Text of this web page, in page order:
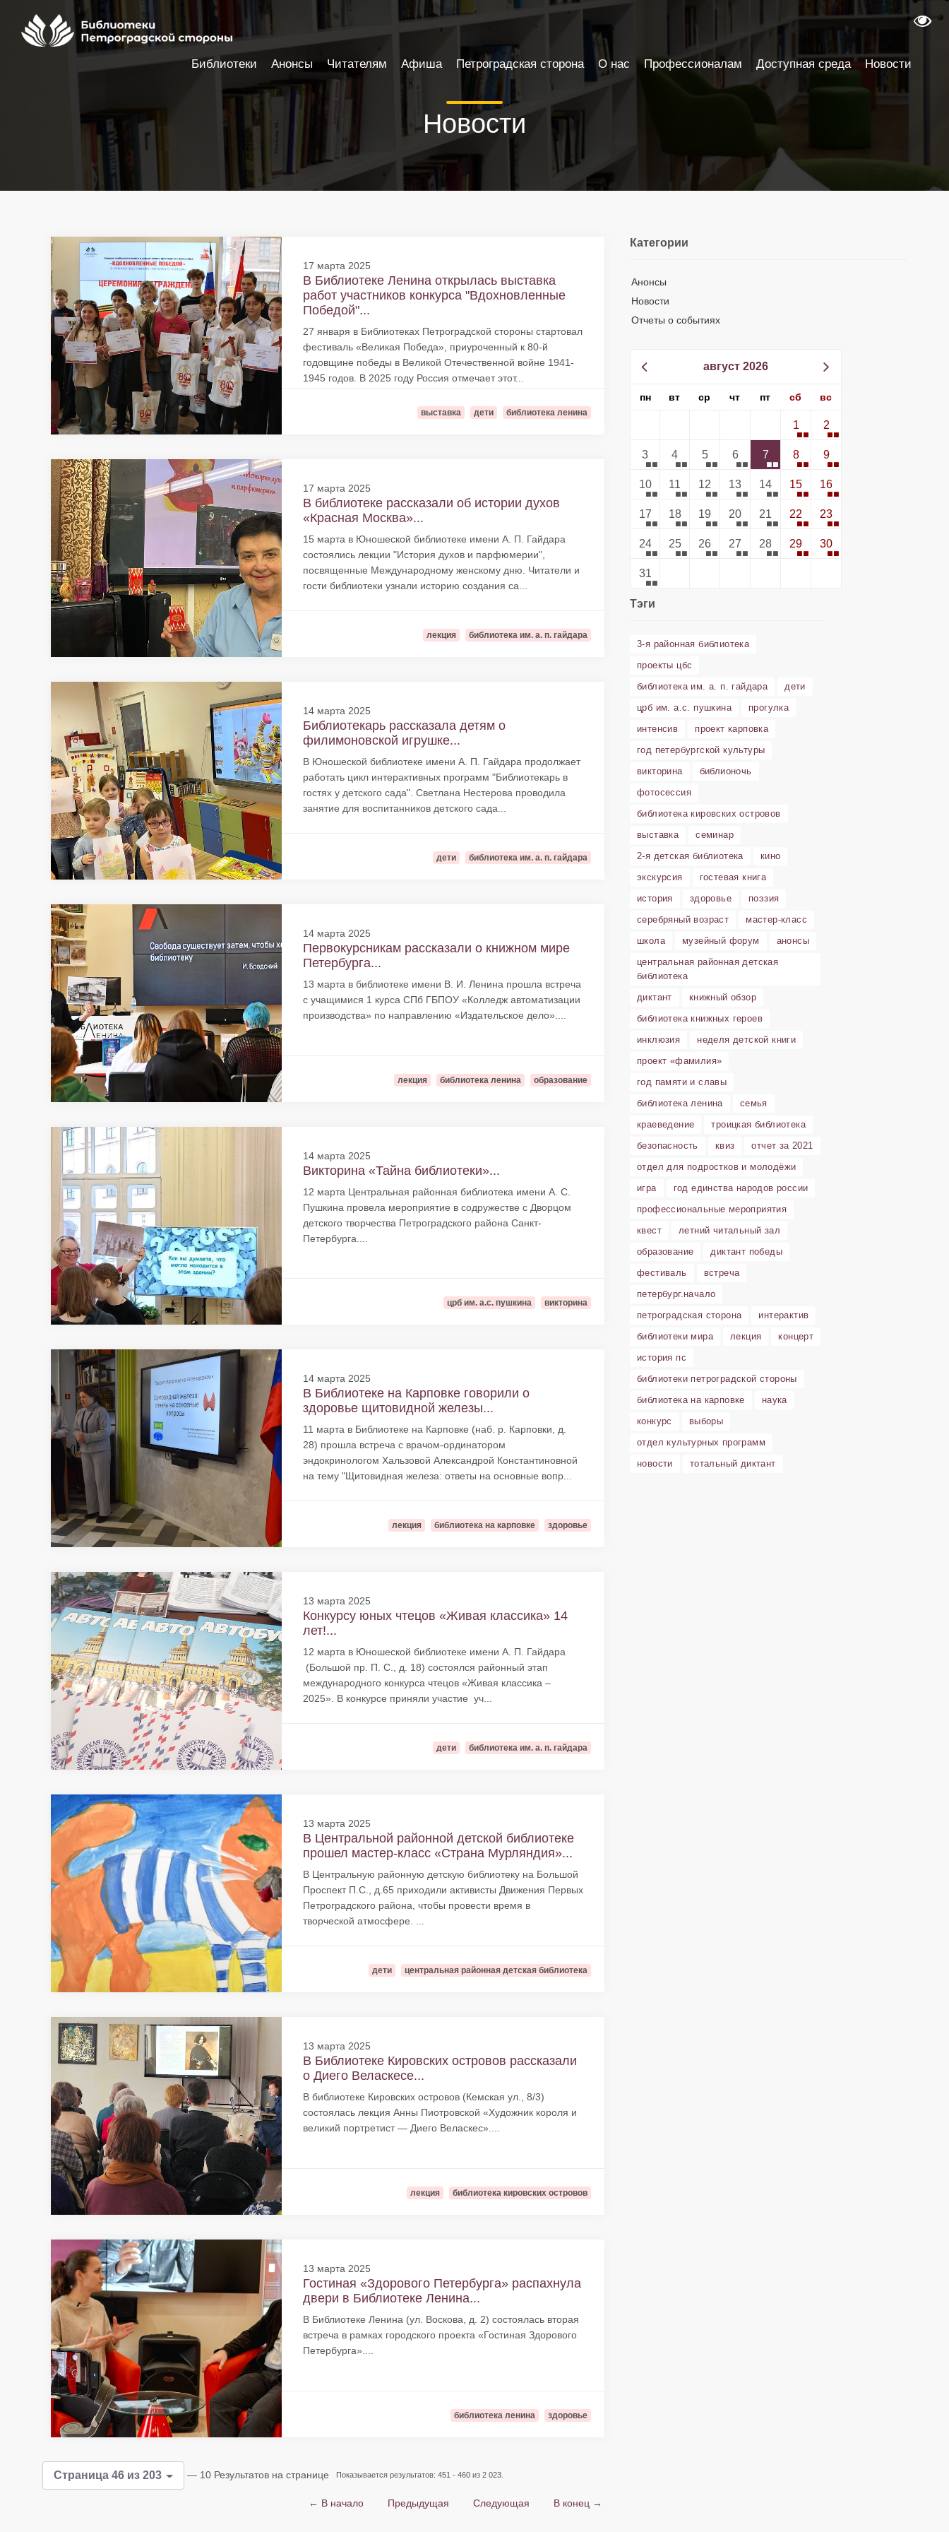
Новости
17 марта 2025
В Библиотеке Ленина открылась выставка
работ участников конкурса "Вдохновленные
Победой"...
27 января в Библиотеках Петроградской стороны стартовал
фестиваль «Великая Победа», приуроченный к 80-й
годовщине победы в Великой Отечественной войне 1941-
1945 годов. В 2025 году Россия отмечает этот...
выставка дети библиотека ленина
17 марта 2025
В библиотеке рассказали об истории духов
«Красная Москва»...
15 марта в Юношеской библиотеке имени А. П. Гайдара
состоялись лекции "История духов и парфюмерии",
посвященные Международному женскому дню. Читатели и
гости библиотеки узнали историю создания са...
лекция библиотека им. а. п. гайдара
14 марта 2025
Библиотекарь рассказала детям о
филимоновской игрушке...
В Юношеской библиотеке имени А. П. Гайдара продолжает
работать цикл интерактивных программ "Библиотекарь в
гостях у детского сада". Светлана Нестерова проводила
занятие для воспитанников детского сада...
дети библиотека им. а. п. гайдара
14 марта 2025
Первокурсникам рассказали о книжном мире
Петербурга...
13 марта в библиотеке имени В. И. Ленина прошла встреча
с учащимися 1 курса СПб ГБПОУ «Колледж автоматизации
производства» по направлению «Издательское дело»....
лекция библиотека ленина образование
14 марта 2025
Викторина «Тайна библиотеки»...
12 марта Центральная районная библиотека имени А. С.
Пушкина провела мероприятие в содружестве с Дворцом
детского творчества Петроградского района Санкт-
Петербурга....
црб им. а.с. пушкина викторина
14 марта 2025
В Библиотеке на Карповке говорили о
здоровье щитовидной железы...
11 марта в Библиотеке на Карповке (наб. р. Карповки, д.
28) прошла встреча с врачом-ординатором
эндокринологом Хальзовой Александрой Константиновной
на тему "Щитовидная железа: ответы на основные вопр...
лекция библиотека на карповке здоровье
13 марта 2025
Конкурсу юных чтецов «Живая классика» 14
лет!...
12 марта в Юношеской библиотеке имени А. П. Гайдара
(Большой пр. П. С., д. 18) состоялся районный этап
международного конкурса чтецов «Живая классика –
2025». В конкурсе приняли участие уч...
дети библиотека им. а. п. гайдара
13 марта 2025
В Центральной районной детской библиотеке
прошел мастер-класс «Страна Мурляндия»...
В Центральную районную детскую библиотеку на Большой
Проспект П.С., д.65 приходили активисты Движения Первых
Петроградского района, чтобы провести время в
творческой атмосфере. ...
дети центральная районная детская библиотека
13 марта 2025
В Библиотеке Кировских островов рассказали
о Диего Веласкесе...
В библиотеке Кировских островов (Кемская ул., 8/3)
состоялась лекция Анны Пиотровской «Художник короля и
великий портретист — Диего Веласкес»....
лекция библиотека кировских островов
13 марта 2025
Гостиная «Здорового Петербурга» распахнула
двери в Библиотеке Ленина...
В Библиотеке Ленина (ул. Воскова, д. 2) состоялась вторая
встреча в рамках городского проекта «Гостиная Здорового
Петербурга»....
библиотека ленина здоровье
Страница 46 из 203 — 10 Результатов на странице Показывается результатов: 451 - 460 из 2 023.
← В начало Предыдущая Следующая В конец →
Категории
Анонсы
Новости
Отчеты о событиях
август 2026
пн вт ср чт пт сб вс
1 2
3 4 5 6 7 8 9
10 11 12 13 14 15 16
17 18 19 20 21 22 23
24 25 26 27 28 29 30
31
Тэги
3-я районная библиотека
проекты цбс
библиотека им. а. п. гайдара
дети
црб им. а.с. пушкина
прогулка
интенсив
проект карповка
год петербургской культуры
викторина
библионочь
фотосессия
библиотека кировских островов
выставка
семинар
2-я детская библиотека
кино
экскурсия
гостевая книга
история
здоровье
поэзия
серебряный возраст
мастер-класс
школа
музейный форум
анонсы
центральная районная детская
библиотека
диктант
книжный обзор
библиотека книжных героев
инклюзия
неделя детской книги
проект «фамилия»
год памяти и славы
библиотека ленина
семья
краеведение
троицкая библиотека
безопасность
квиз
отчет за 2021
отдел для подростков и молодёжи
игра
год единства народов россии
профессиональные мероприятия
квест
летний читальный зал
образование
диктант победы
фестиваль
встреча
петербург.начало
петроградская сторона
интерактив
библиотеки мира
лекция
концерт
история пс
библиотеки петроградской стороны
библиотека на карповке
наука
конкурс
выборы
отдел культурных программ
новости
тотальный диктант
Библиотеки Анонсы Читателям Афиша Петроградская сторона О нас Профессионалам Доступная среда Новости
Настройки доступности